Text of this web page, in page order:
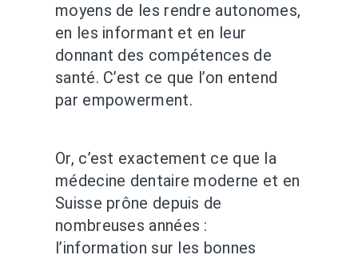
moyens de les rendre autonomes,
en les informant et en leur
donnant des compétences de
santé. C’est ce que l’on entend
par empowerment.
Or, c’est exactement ce que la
médecine dentaire moderne et en
Suisse prône depuis de
nombreuses années :
l’information sur les bonnes